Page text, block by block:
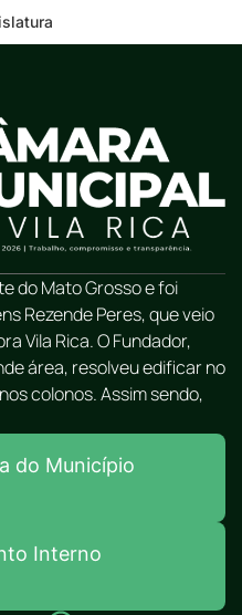
do Mato Grosso e foi
Rezende Peres, que veio
Vila Rica. O Fundador,
área, resolveu edificar no
colonos. Assim sendo,
do Município
Interno